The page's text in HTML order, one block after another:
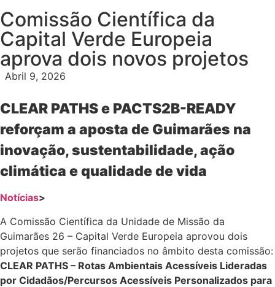
Comissão Científica da
Capital Verde Europeia
aprova dois novos projetos
Abril 9, 2026
CLEAR PATHS e PACTS2B-READY
reforçam a aposta de Guimarães na
inovação, sustentabilidade, ação
climática e qualidade de vida
Notícias>
A Comissão Científica da Unidade de Missão da
Guimarães 26 – Capital Verde Europeia aprovou dois
projetos que serão financiados no âmbito desta comissão:
CLEAR PATHS – Rotas Ambientais Acessíveis Lideradas
por Cidadãos/Percursos Acessíveis Personalizados para